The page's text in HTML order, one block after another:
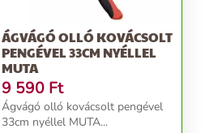
ÁGVÁGÓ OLLÓ KOVÁCSOLT
PENGÉVEL 33CM NYÉLLEL
MUTA
9 590 Ft
Ágvágó olló kovácsolt pengével
33cm nyéllel MUTA...